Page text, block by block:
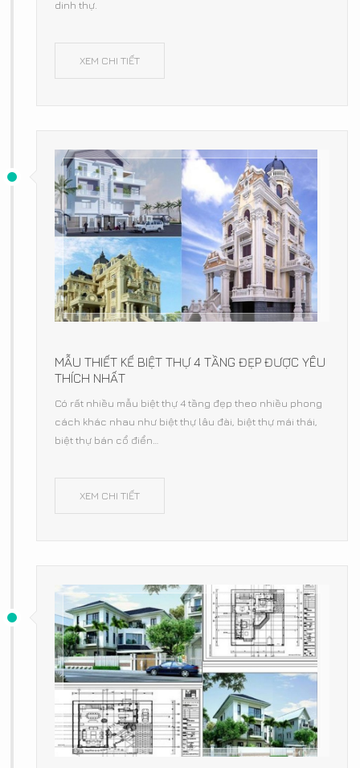
dinh thự.
XEM CHI TIẾT
MẪU THIẾT KẾ BIỆT THỰ 4 TẦNG ĐẸP ĐƯỢC YÊU
THÍCH NHẤT
Có rất nhiều mẫu biệt thự 4 tầng đẹp theo nhiều phong
cách khác nhau như biệt thự lâu đài, biệt thự mái thái,
biệt thự bán cổ điển…
XEM CHI TIẾT